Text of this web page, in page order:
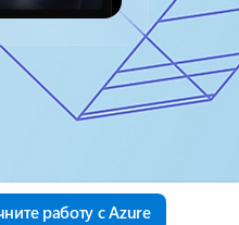
работу с Azure